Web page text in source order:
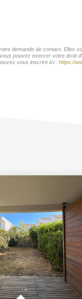
demande de contact. Elles
pouvez exercer votre
vous inscrire ici : https://